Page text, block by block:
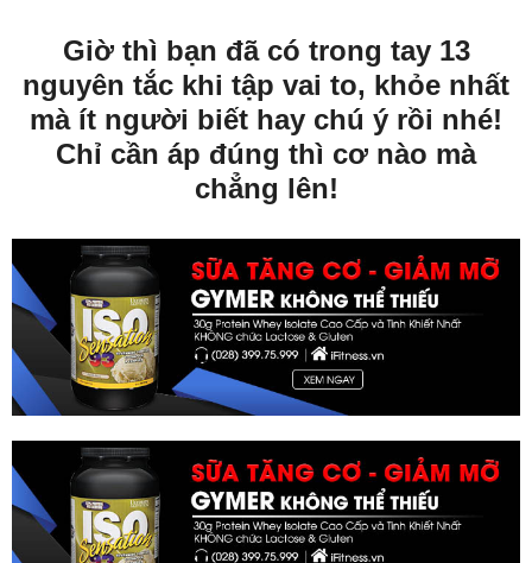
Giờ thì bạn đã có trong tay 13
nguyên tắc khi tập vai to, khỏe nhất
mà ít người biết hay chú ý rồi nhé!
Chỉ cần áp đúng thì cơ nào mà
chẳng lên!